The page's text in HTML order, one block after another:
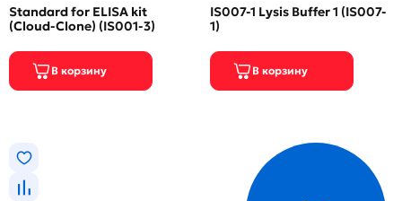
Standard for ELISA kit
(Cloud-Clone) (IS001-3)
IS007-1 Lysis Buffer 1 (IS007-
1)